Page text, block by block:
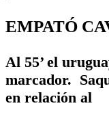
EMPATÓ
Al 55’ el
marcador.
en relación al